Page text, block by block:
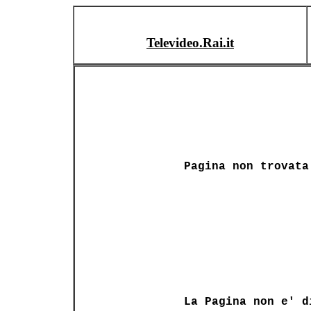
Televideo.Rai.it
Pagina non trovata
La Pagina non e'